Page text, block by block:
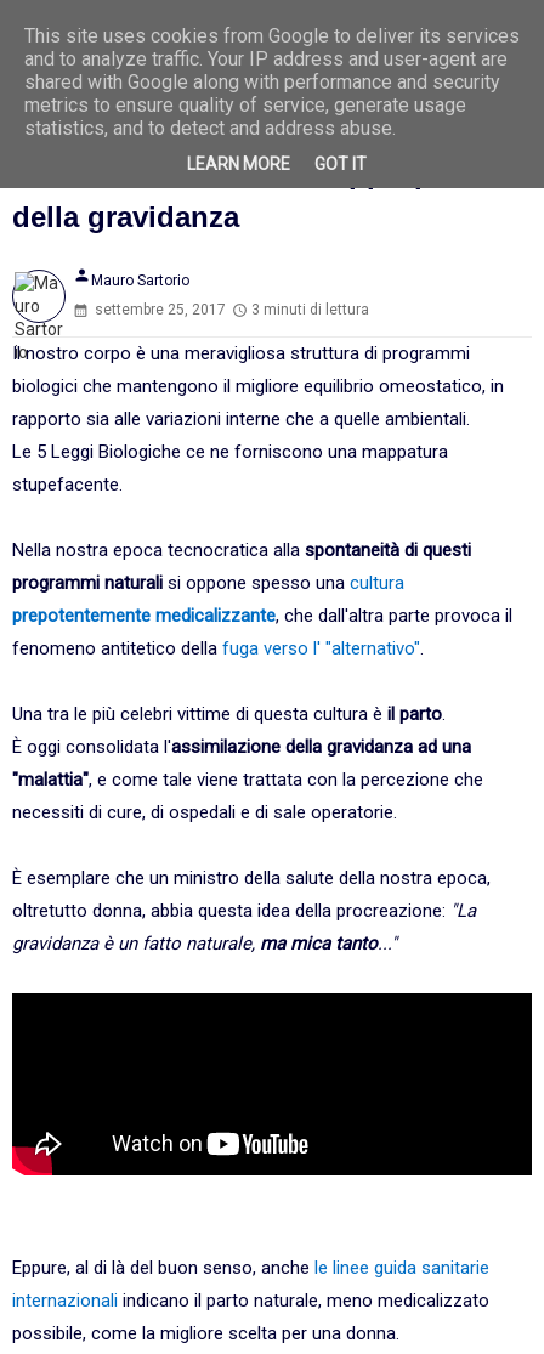
6 Ago
2026
La medicalizzazione si appropria
della gravidanza
person Mauro Sartorio
settembre 25, 2017
3 minuti di lettura
Il nostro corpo è una meravigliosa struttura di programmi
biologici che mantengono il migliore equilibrio omeostatico, in
rapporto sia alle variazioni interne che a quelle ambientali.
Le 5 Leggi Biologiche ce ne forniscono una mappatura
stupefacente.
Nella nostra epoca tecnocratica alla spontaneità di questi
programmi naturali si oppone spesso una cultura
prepotentemente medicalizzante, che dall'altra parte provoca il
fenomeno antitetico della fuga verso l' "alternativo".
Una tra le più celebri vittime di questa cultura è il parto.
È oggi consolidata l'assimilazione della gravidanza ad una
"malattia", e come tale viene trattata con la percezione che
necessiti di cure, di ospedali e di sale operatorie.
È esemplare che un ministro della salute della nostra epoca,
oltretutto donna, abbia questa idea della procreazione: "La
gravidanza è un fatto naturale, ma mica tanto..."
Eppure, al di là del buon senso, anche le linee guida sanitarie
internazionali indicano il parto naturale, meno medicalizzato
possibile, come la migliore scelta per una donna.
This site uses cookies from Google to deliver its services
and to analyze traffic. Your IP address and user-agent are
shared with Google along with performance and security
metrics to ensure quality of service, generate usage
statistics, and to detect and address abuse.
LEARN MORE GOT IT